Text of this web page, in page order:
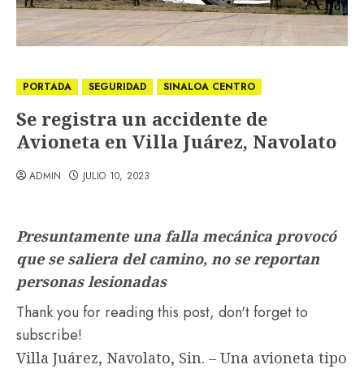
PORTADA SEGURIDAD SINALOA CENTRO
Se registra un accidente de
Avioneta en Villa Juárez, Navolato
ADMIN JULIO 10, 2023
Presuntamente una falla mecánica provocó
que se saliera del camino, no se reportan
personas lesionadas
Thank you for reading this post, don't forget to
subscribe!
Villa Juárez, Navolato, Sin. – Una avioneta tipo